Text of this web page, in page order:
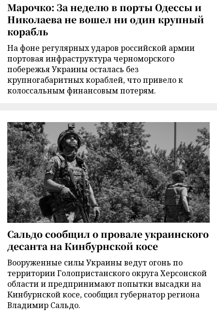
Марочко: За неделю в порты Одессы и
Николаева не вошел ни один крупный
корабль
На фоне регулярных ударов российской армии
портовая инфраструктура черноморского
побережья Украины осталась без
крупногабаритных кораблей, что привело к
колоссальным финансовым потерям.
Сальдо сообщил о провале украинского
десанта на Кинбурнской косе
Вооруженные силы Украины ведут огонь по
территории Голопристанского округа Херсонской
области и предпринимают попытки высадки на
Кинбурнской косе, сообщил губернатор региона
Владимир Сальдо.